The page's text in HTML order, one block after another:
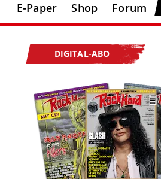
E-Paper Shop Forum
DIGITAL-ABO